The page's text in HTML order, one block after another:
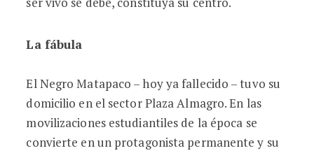
La fábula
El Negro Matapaco – hoy ya fallecido – tuvo su
domicilio en el sector Plaza Almagro. En las
movilizaciones estudiantiles de la época se
convierte en un protagonista permanente y su